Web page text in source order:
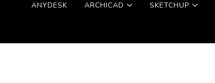
ANYDESK ARCHICAD SKETCHUP